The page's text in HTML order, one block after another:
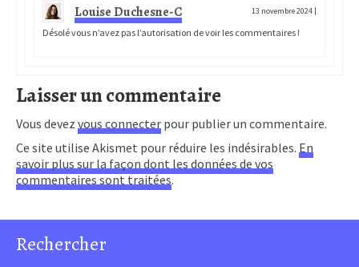
Louise Duchesne-C 13 novembre 2024 |
Désolé vous n’avez pas l’autorisation de voir les commentaires !
Laisser un commentaire
Vous devez vous connecter pour publier un commentaire.
Ce site utilise Akismet pour réduire les indésirables. En
savoir plus sur la façon dont les données de vos
commentaires sont traitées.
Rechercher